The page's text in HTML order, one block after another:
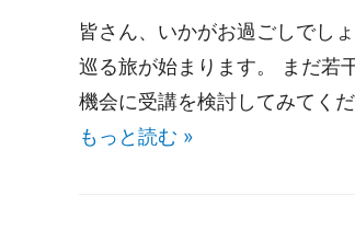
皆さん、いかがお過ごしでし
巡る旅が始まります。 まだ若
機会に受講を検討してみてく
もっと読む »